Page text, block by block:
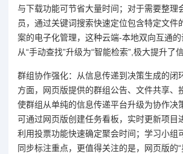
与下载功能可节省大量时间；对于需要整理
员，通过关键词搜索快速定位包含特定文件
案的电子化管理，这种云端-本地双向互通
从“手动查找”升级为“智能检索”,极大提升了
群组协作强化：从信息传递到决策生成的闭
方面，网页版提供的群组公告、文件共享、
使群组从单纯的信息传递平台升级为协作决
可通过网页版创建任务看板，实时更新项目
利用投票功能快速确定聚会时间；学习小组
同步标注重点，更值得关注的是，网页版的